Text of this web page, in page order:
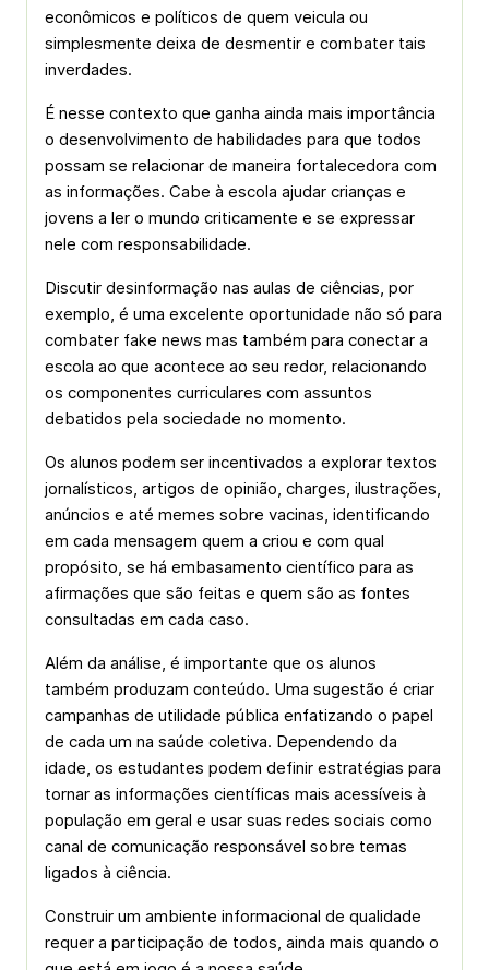
econômicos e políticos de quem veicula ou
simplesmente deixa de desmentir e combater tais
inverdades.
É nesse contexto que ganha ainda mais importância
o desenvolvimento de habilidades para que todos
possam se relacionar de maneira fortalecedora com
as informações. Cabe à escola ajudar crianças e
jovens a ler o mundo criticamente e se expressar
nele com responsabilidade.
Discutir desinformação nas aulas de ciências, por
exemplo, é uma excelente oportunidade não só para
combater fake news mas também para conectar a
escola ao que acontece ao seu redor, relacionando
os componentes curriculares com assuntos
debatidos pela sociedade no momento.
Os alunos podem ser incentivados a explorar textos
jornalísticos, artigos de opinião, charges, ilustrações,
anúncios e até memes sobre vacinas, identificando
em cada mensagem quem a criou e com qual
propósito, se há embasamento científico para as
afirmações que são feitas e quem são as fontes
consultadas em cada caso.
Além da análise, é importante que os alunos
também produzam conteúdo. Uma sugestão é criar
campanhas de utilidade pública enfatizando o papel
de cada um na saúde coletiva. Dependendo da
idade, os estudantes podem definir estratégias para
tornar as informações científicas mais acessíveis à
população em geral e usar suas redes sociais como
canal de comunicação responsável sobre temas
ligados à ciência.
Construir um ambiente informacional de qualidade
requer a participação de todos, ainda mais quando o